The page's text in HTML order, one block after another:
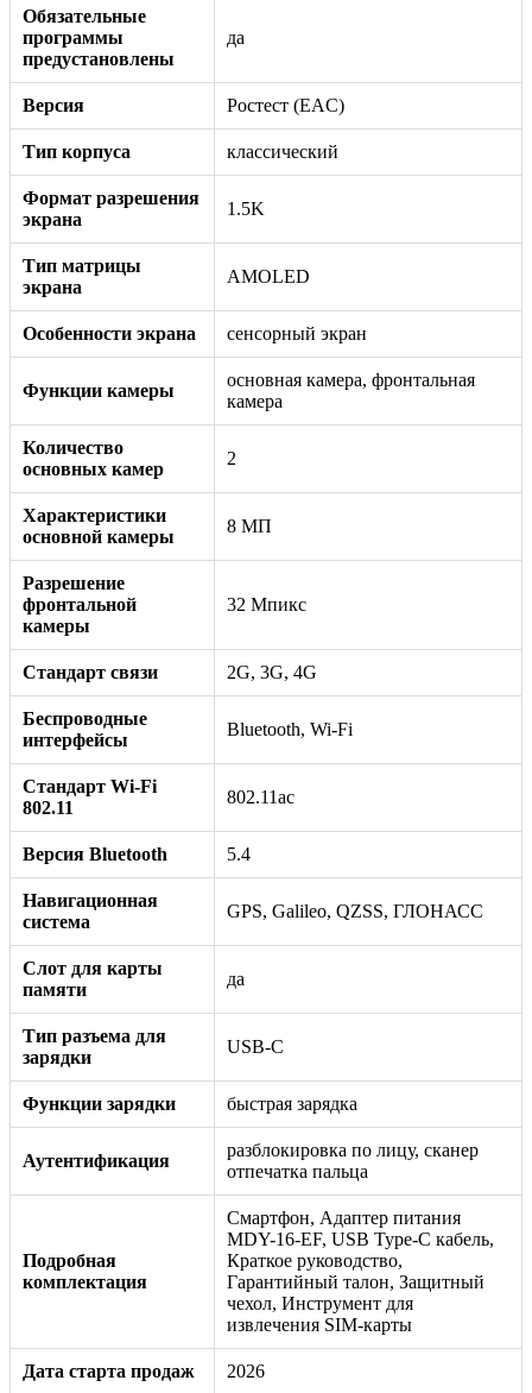
Обязательные
программы
предустановлены
да
Версия Ростест (EAC)
Тип корпуса классический
Формат разрешения
экрана
1.5K
Тип матрицы
экрана
AMOLED
Особенности экрана сенсорный экран
Функции камеры
основная камера, фронтальная
камера
Количество
основных камер
2
Характеристики
основной камеры
8 МП
Разрешение
фронтальной
камеры
32 Мпикс
Стандарт связи 2G, 3G, 4G
Беспроводные
интерфейсы
Bluetooth, Wi-Fi
Стандарт Wi-Fi
802.11
802.11ac
Версия Bluetooth 5.4
Навигационная
система
GPS, Galileo, QZSS, ГЛОНАСС
Слот для карты
памяти
да
Тип разъема для
зарядки
USB-C
Функции зарядки быстрая зарядка
Аутентификация
разблокировка по лицу, сканер
отпечатка пальца
Подробная
комплектация
Смартфон, Адаптер питания
MDY-16-EF, USB Type-C кабель,
Краткое руководство,
Гарантийный талон, Защитный
чехол, Инструмент для
извлечения SIM-карты
Дата старта продаж 2026